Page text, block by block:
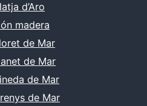
d’Aro
madera
de Mar
de Mar
de Mar
de Mar